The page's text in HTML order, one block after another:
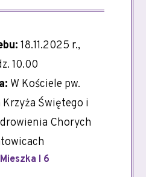
18.11.2025 r.,
10.00
W Kościele pw.
Świętego i
Chorych
I 6